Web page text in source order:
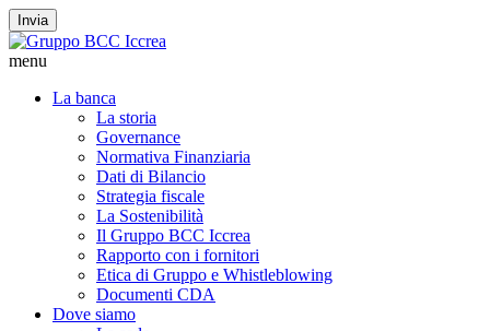
Invia
menu
La banca
La storia
Governance
Normativa Finanziaria
Dati di Bilancio
Strategia fiscale
La Sostenibilità
Il Gruppo BCC Iccrea
Rapporto con i fornitori
Etica di Gruppo e Whistleblowing
Documenti CDA
Dove siamo